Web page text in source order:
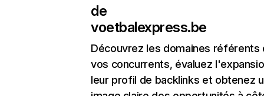
de
voetbalexpress.be
Découvrez les domaines référents
vos concurrents, évaluez
leur profil de backlinks et obtenez